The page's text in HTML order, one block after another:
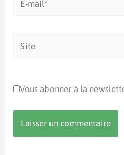
Site
Vous abonner à la